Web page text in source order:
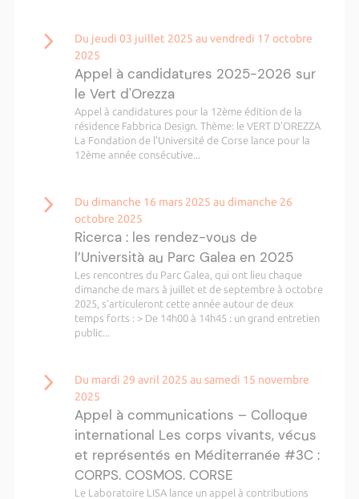
Du jeudi 03 juillet 2025 au vendredi 17 octobre
2025
Appel à candidatures 2025-2026 sur
le Vert d'Orezza
Appel à candidatures pour la 12ème édition de la
résidence Fabbrica Design. Thème: le VERT D'OREZZA
La Fondation de l'Université de Corse lance pour la
12ème année consécutive...
Du dimanche 16 mars 2025 au dimanche 26
octobre 2025
Ricerca : les rendez-vous de
l’Università au Parc Galea en 2025
Les rencontres du Parc Galea, qui ont lieu chaque
dimanche de mars à juillet et de septembre à octobre
2025, s’articuleront cette année autour de deux
temps forts : > De 14h00 à 14h45 : un grand entretien
public...
Du mardi 29 avril 2025 au samedi 15 novembre
2025
Appel à communications – Colloque
international Les corps vivants, vécus
et représentés en Méditerranée #3C :
CORPS. COSMOS. CORSE
Le Laboratoire LISA lance un appel à contributions